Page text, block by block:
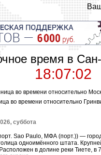
время в
18:07:02
во времени относительно
во времени относительно
суббота
Sao Paulo, МФА (порт.)) —
одноимённого штата.
в долине реки Тиете, в